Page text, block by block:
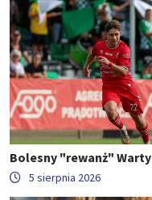
Bolesny "rewanż" Warty
5 sierpnia 2026